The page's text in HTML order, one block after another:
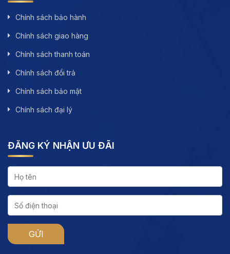
Chính sách bảo hành
Chính sách giao hàng
Chính sách thanh toán
Chính sách đổi trả
Chính sách bảo mật
Chính sách đại lý
ĐĂNG KÝ NHẬN ƯU ĐÃI